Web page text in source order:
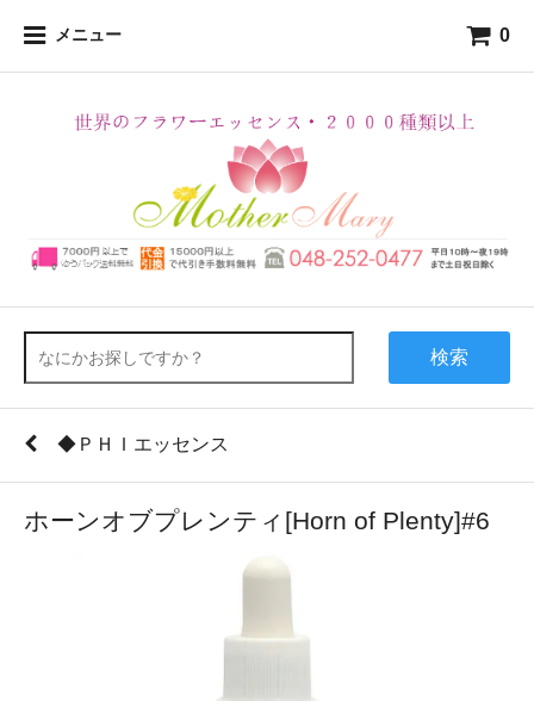
メニュー 0
検索
◆ＰＨＩエッセンス
ホーンオブプレンティ[Horn of Plenty]#6